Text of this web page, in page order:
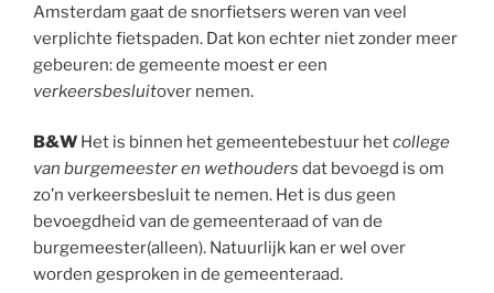
Amsterdam gaat de snorfietsers weren van veel
verplichte fietspaden. Dat kon echter niet zonder meer
gebeuren: de gemeente moest er een
verkeersbesluitover nemen.
B&W Het is binnen het gemeentebestuur hetcollege
van burgemeester en wethouders dat bevoegd is om
zo’n verkeersbesluit te nemen. Het is dus geen
bevoegdheid van de gemeenteraad of van de
burgemeester(alleen). Natuurlijk kan er wel over
worden gesproken in de gemeenteraad.